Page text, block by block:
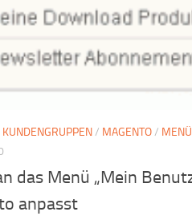
/ MAGENTO/
das Menü „Mein
anpasst